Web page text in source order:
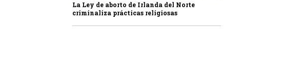
La Ley de aborto de Irlanda del Norte
criminaliza prácticas religiosas